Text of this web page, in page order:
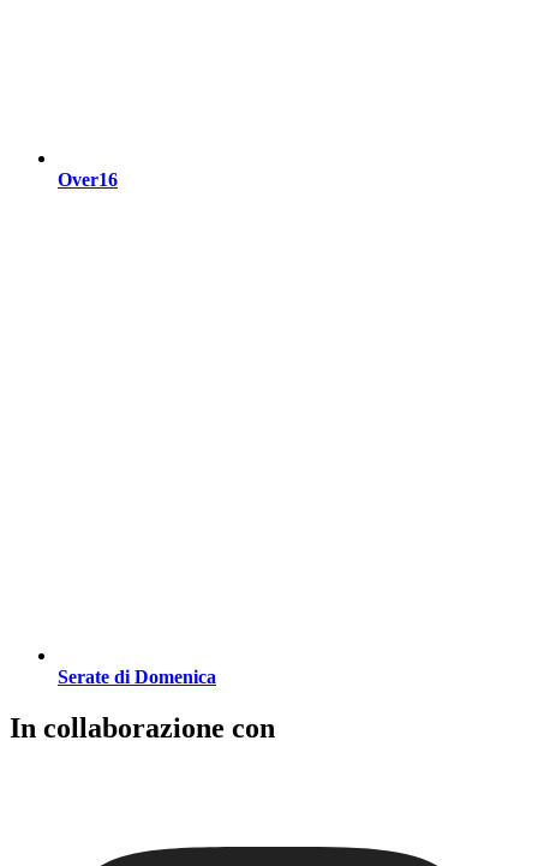
Over16
Serate di Domenica
In collaborazione con